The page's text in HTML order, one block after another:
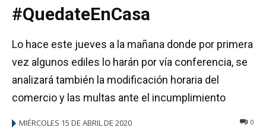
#QuedateEnCasa
Lo hace este jueves a la mañana donde por primera
vez algunos ediles lo harán por vía conferencia, se
analizará también la modificación horaria del
comercio y las multas ante el incumplimiento
MIÉRCOLES 15 DE ABRIL DE 2020 0